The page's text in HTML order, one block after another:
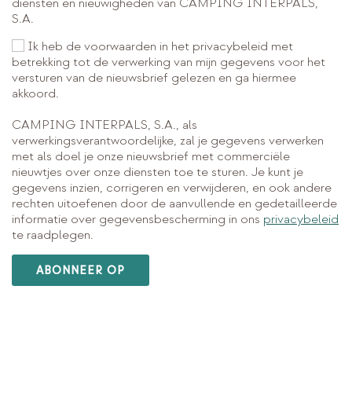
S.A.
Ik heb de voorwaarden in het privacybeleid met
betrekking tot de verwerking van mijn gegevens voor het
versturen van de nieuwsbrief gelezen en ga hiermee
akkoord.
CAMPING INTERPALS, S.A., als
verwerkingsverantwoordelijke, zal je gegevens verwerken
met als doel je onze nieuwsbrief met commerciële
nieuwtjes over onze diensten toe te sturen. Je kunt je
gegevens inzien, corrigeren en verwijderen, en ook andere
rechten uitoefenen door de aanvullende en gedetailleerde
informatie over gegevensbescherming in ons privacybeleid
te raadplegen.
ABONNEER OP